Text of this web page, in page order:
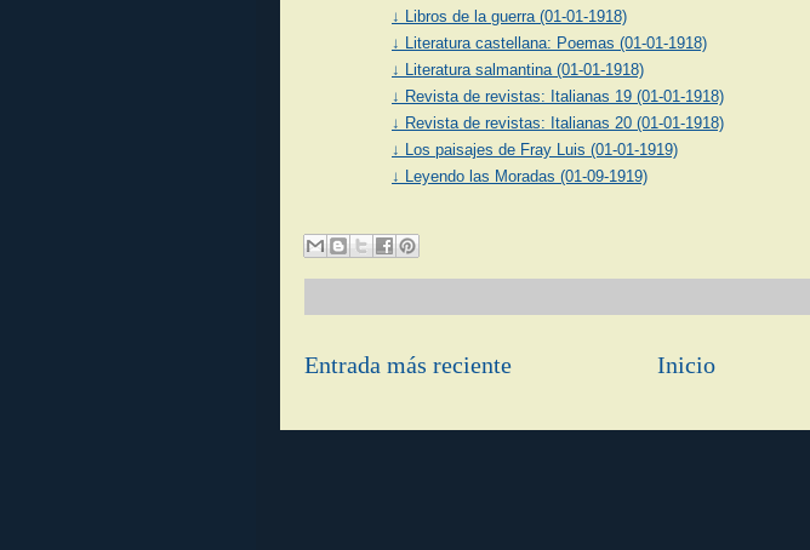
↓ Libros de la guerra (01-01-1918)
↓ Literatura castellana: Poemas (01-01-1918)
↓ Literatura salmantina (01-01-1918)
↓ Revista de revistas: Italianas 19 (01-01-1918)
↓ Revista de revistas: Italianas 20 (01-01-1918)
↓ Los paisajes de Fray Luis (01-01-1919)
↓ Leyendo las Moradas (01-09-1919)
Entrada más reciente Inicio